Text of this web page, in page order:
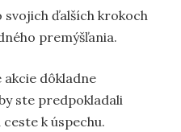
ďalších krokoch
premýšľania.
akcie dôkladne
ste predpokladali
k úspechu.